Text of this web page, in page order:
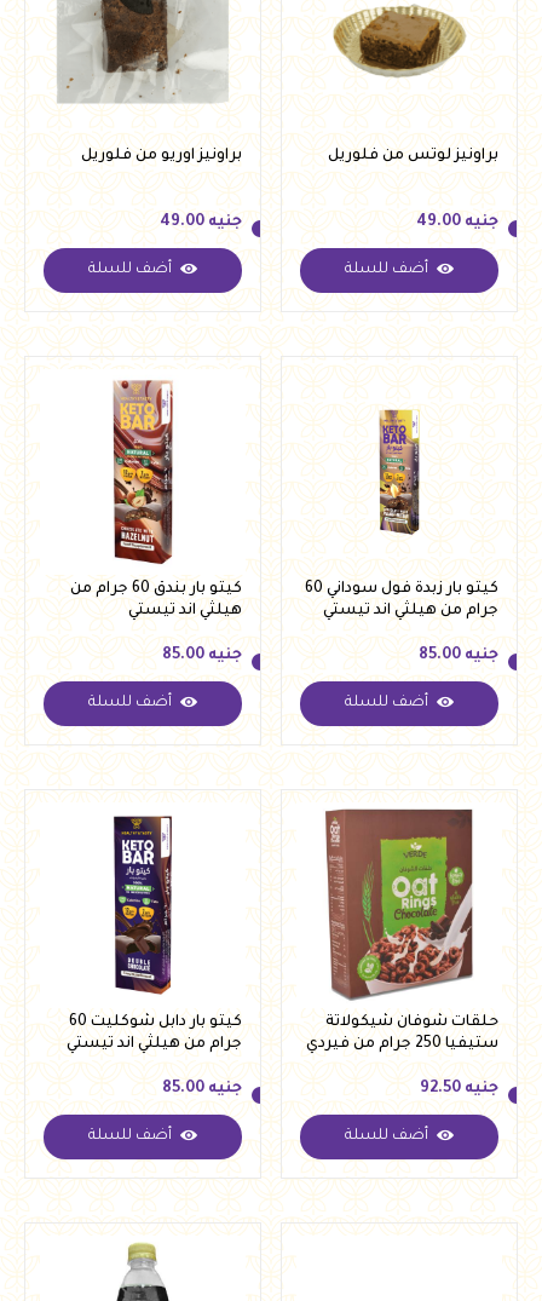
براونيز لوتس من فلوريل
جنيه
جنيه 49.00
أضف للسلة
براونيز اوريو من فلوريل
جنيه
جنيه 49.00
أضف للسلة
كيتو بار زبدة فول سوداني 60
جرام من هيلثي اند تيستي
جنيه
جنيه 85.00
أضف للسلة
كيتو بار بندق 60 جرام من
هيلثي اند تيستي
جنيه
جنيه 85.00
أضف للسلة
حلقات شوفان شيكولاتة
ستيفيا 250 جرام من فيردي
جنيه
جنيه 92.50
أضف للسلة
كيتو بار دابل شوكليت 60
جرام من هيلثي اند تيستي
جنيه
جنيه 85.00
أضف للسلة